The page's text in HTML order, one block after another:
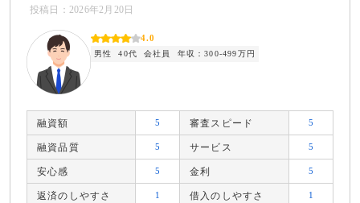
投稿日：2026年2月20日
4.0
男性 40代 会社員 年収：300-499万円
融資額 5 審査スピード 5
融資品質 5 サービス 5
安心感 5 金利 5
返済のしやすさ 1 借入のしやすさ 1